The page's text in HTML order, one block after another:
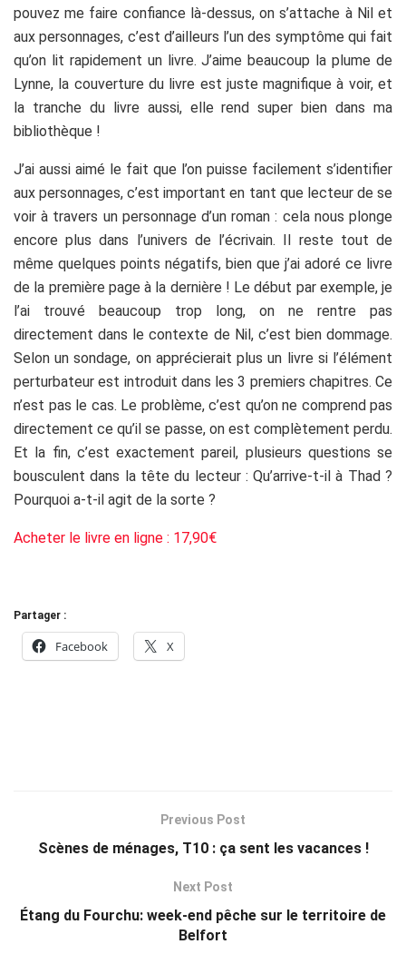
pouvez me faire confiance là-dessus, on s’attache à Nil et
aux personnages, c’est d’ailleurs l’un des symptôme qui fait
qu’on lit rapidement un livre. J’aime beaucoup la plume de
Lynne, la couverture du livre est juste magnifique à voir, et
la tranche du livre aussi, elle rend super bien dans ma
bibliothèque !
J’ai aussi aimé le fait que l’on puisse facilement s’identifier
aux personnages, c’est important en tant que lecteur de se
voir à travers un personnage d’un roman : cela nous plonge
encore plus dans l’univers de l’écrivain. Il reste tout de
même quelques points négatifs, bien que j’ai adoré ce livre
de la première page à la dernière ! Le début par exemple, je
l’ai trouvé beaucoup trop long, on ne rentre pas
directement dans le contexte de Nil, c’est bien dommage.
Selon un sondage, on apprécierait plus un livre si l’élément
perturbateur est introduit dans les 3 premiers chapitres. Ce
n’est pas le cas. Le problème, c’est qu’on ne comprend pas
directement ce qu’il se passe, on est complètement perdu.
Et la fin, c’est exactement pareil, plusieurs questions se
bousculent dans la tête du lecteur : Qu’arrive-t-il à Thad ?
Pourquoi a-t-il agit de la sorte ?
Acheter le livre en ligne : 17,90€
Partager :
Facebook X
Previous Post
Scènes de ménages, T10 : ça sent les vacances !
Next Post
Étang du Fourchu: week-end pêche sur le territoire de
Belfort